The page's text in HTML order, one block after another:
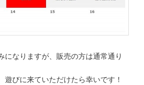
になりますが、販売の方は通常通り
びに来ていただけたら幸いです！